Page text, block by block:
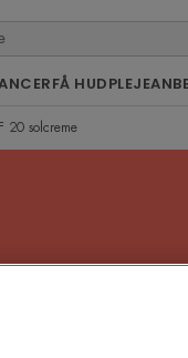
FÅ
20 solcreme
beskyttelse